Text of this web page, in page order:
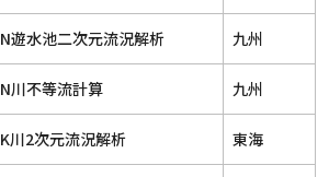
N遊水池二次元流況解析 九州
N川不等流計算 九州
K川2次元流況解析 東海